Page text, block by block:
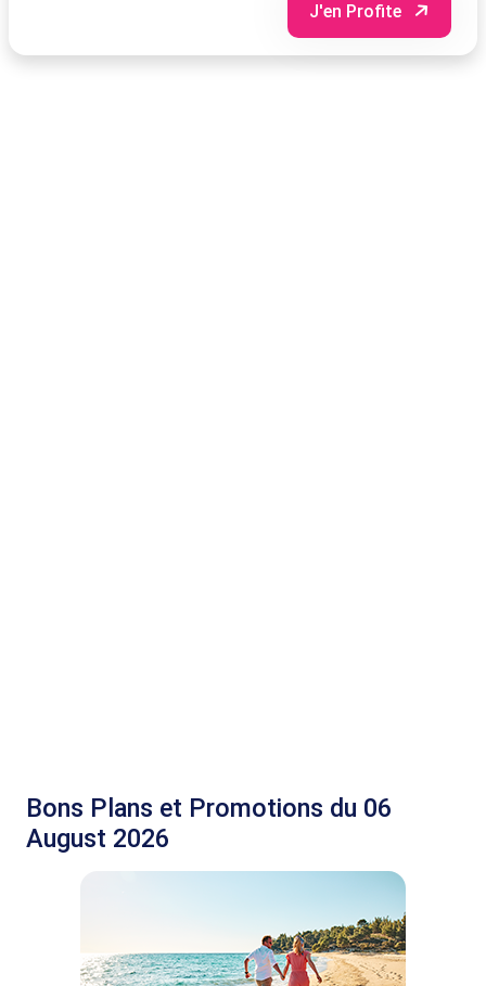
J'en Profite
Bons Plans et Promotions du 06
August 2026